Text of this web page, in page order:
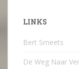
LINKS
Bert Smeets
De Weg Naar